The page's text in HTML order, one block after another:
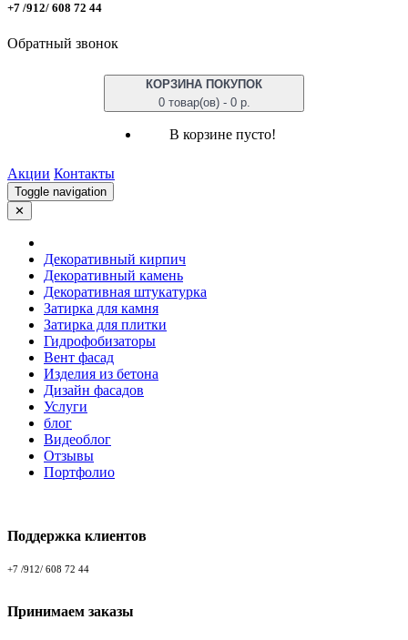
+7 /912/ 608 72 44
Обратный звонок
КОРЗИНА ПОКУПОК
0 товар(ов) - 0 р.
В корзине пусто!
Акции Контакты
Toggle navigation
✕
Декоративный кирпич
Декоративный камень
Декоративная штукатурка
Затирка для камня
Затирка для плитки
Гидрофобизаторы
Вент фасад
Изделия из бетона
Дизайн фасадов
Услуги
блог
Видеоблог
Отзывы
Портфолио
Поддержка клиентов
+7 /912/ 608 72 44
Принимаем заказы